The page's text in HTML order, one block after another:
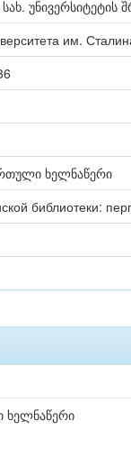
უნივერსიტეტის
им.
ხელნაწერი
библиотеки:
ხელნაწერი